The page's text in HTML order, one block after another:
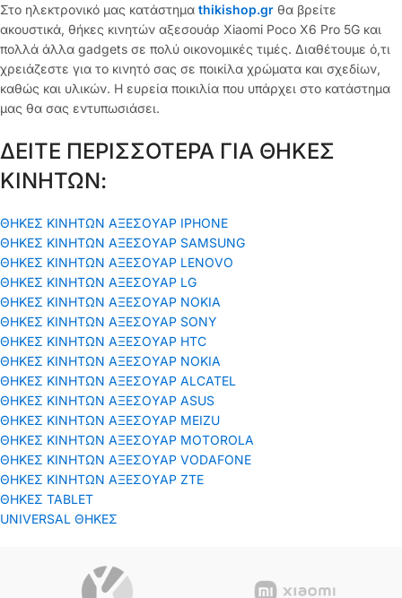
Στο ηλεκτρονικό μας κατάστημα thikishop.gr θα βρείτε
ακουστικά, θήκες κινητών αξεσουάρ Xiaomi Poco X6 Pro 5G και
πολλά άλλα gadgets σε πολύ οικονομικές τιμές. Διαθέτουμε ό,τι
χρειάζεστε για το κινητό σας σε ποικίλα χρώματα και σχεδίων,
καθώς και υλικών. Η ευρεία ποικιλία που υπάρχει στο κατάστημα
μας θα σας εντυπωσιάσει.
ΔΕΙΤΕ ΠΕΡΙΣΣΟΤΕΡΑ ΓΙΑ ΘΗΚΕΣ
ΚΙΝΗΤΩΝ:
ΘΗΚΕΣ ΚΙΝΗΤΩΝ ΑΞΕΣΟΥΑΡ IPHONE
ΘΗΚΕΣ ΚΙΝΗΤΩΝ ΑΞΕΣΟΥΑΡ SAMSUNG
ΘΗΚΕΣ ΚΙΝΗΤΩΝ ΑΞΕΣΟΥΑΡ LENOVO
ΘΗΚΕΣ ΚΙΝΗΤΩΝ ΑΞΕΣΟΥΑΡ LG
ΘΗΚΕΣ ΚΙΝΗΤΩΝ ΑΞΕΣΟΥΑΡ ΝΟΚΙΑ
ΘΗΚΕΣ ΚΙΝΗΤΩΝ ΑΞΕΣΟΥΑΡ SONY
ΘΗΚΕΣ ΚΙΝΗΤΩΝ ΑΞΕΣΟΥΑΡ HTC
ΘΗΚΕΣ ΚΙΝΗΤΩΝ ΑΞΕΣΟΥΑΡ NOKIA
ΘΗΚΕΣ ΚΙΝΗΤΩΝ ΑΞΕΣΟΥΑΡ ALCATEL
ΘΗΚΕΣ ΚΙΝΗΤΩΝ ΑΞΕΣΟΥΑΡ ASUS
ΘΗΚΕΣ ΚΙΝΗΤΩΝ ΑΞΕΣΟΥΑΡ MEIZU
ΘΗΚΕΣ ΚΙΝΗΤΩΝ ΑΞΕΣΟΥΑΡ MOTOROLA
ΘΗΚΕΣ ΚΙΝΗΤΩΝ ΑΞΕΣΟΥΑΡ VODAFONE
ΘΗΚΕΣ ΚΙΝΗΤΩΝ ΑΞΕΣΟΥΑΡ ΖΤΕ
ΘΗΚΕΣ TABLET
UNIVERSAL ΘΗΚΕΣ